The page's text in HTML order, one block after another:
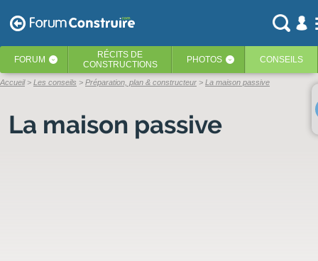
FORUM ‹ RÉCITS DE
CONSTRUCTIONS
PHOTOS ‹ CONSEILS
Accueil Les conseils Préparation, plan & constructeur La maison passive
La maison passive